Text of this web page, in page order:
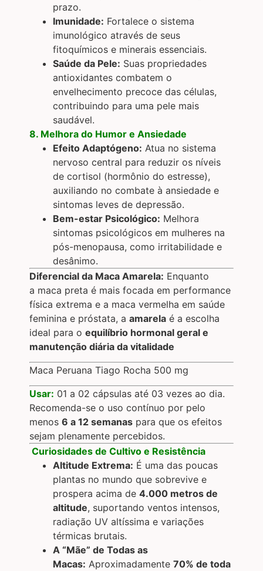
prazo.
Imunidade: Fortalece o sistema
imunológico através de seus
fitoquímicos e minerais essenciais.
Saúde da Pele: Suas propriedades
antioxidantes combatem o
envelhecimento precoce das células,
contribuindo para uma pele mais
saudável.
8. Melhora do Humor e Ansiedade
Efeito Adaptógeno: Atua no sistema
nervoso central para reduzir os níveis
de cortisol (hormônio do estresse),
auxiliando no combate à ansiedade e
sintomas leves de depressão.
Bem-estar Psicológico: Melhora
sintomas psicológicos em mulheres na
pós-menopausa, como irritabilidade e
desânimo.
Diferencial da Maca Amarela: Enquanto
a maca preta é mais focada em performance
física extrema e a maca vermelha em saúde
feminina e próstata, a amarela é a escolha
ideal para o equilíbrio hormonal geral e
manutenção diária da vitalidade
Maca Peruana Tiago Rocha 500 mg
Usar: 01 a 02 cápsulas até 03 vezes ao dia.
Recomenda-se o uso contínuo por pelo
menos 6 a 12 semanas para que os efeitos
sejam plenamente percebidos.
Curiosidades de Cultivo e Resistência
Altitude Extrema: É uma das poucas
plantas no mundo que sobrevive e
prospera acima de 4.000 metros de
altitude, suportando ventos intensos,
radiação UV altíssima e variações
térmicas brutais.
A “Mãe” de Todas as
Macas: Aproximadamente 70% de toda